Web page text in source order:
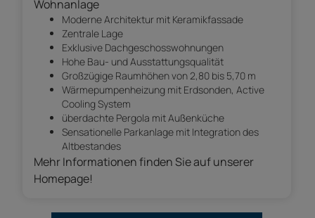
Wohnanlage
Moderne Architektur mit Keramikfassade
Zentrale Lage
Exklusive Dachgeschosswohnungen
Hohe Bau- und Ausstattungsqualität
Großzügige Raumhöhen von 2,80 bis 5,70 m
Wärmepumpenheizung mit Erdsonden, Active
Cooling System
überdachte Pergola mit Außenküche
Sensationelle Parkanlage mit Integration des
Altbestandes
Mehr Informationen finden Sie auf unserer
Homepage!